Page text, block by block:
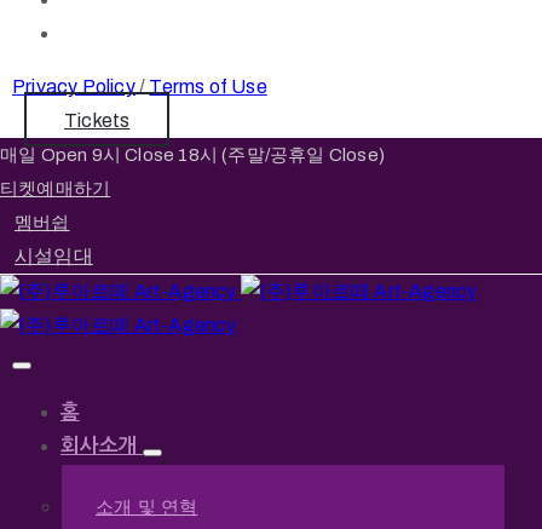
Privacy Policy/ Terms of Use
Tickets
매일 Open 9시 Close 18시 (주말/공휴일 Close)
티켓예매하기
멤버쉽
시설임대
홈
회사소개
소개 및 연혁